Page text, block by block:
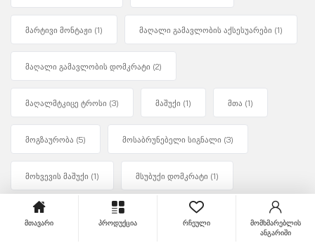
მარტივი მონტაჟი (1) მაღალი გამავლობის აქსესუარები (1)
მაღალი გამავლობის დომკრატი (2)
მაღალმტკიცე ტროსი (3) მაშუქი (1) მთა (1)
მოგზაურობა (5) მოსაბრუნებელი სიგნალი (3)
მოხვევის მაშუქი (1) მსუბუქი დომკრატი (1)
მტვრისგან დაცვა მძიმე დატვირთვა.
მთავარი პროდუქცია რჩეული
მომხმარებლის
ანგარიში